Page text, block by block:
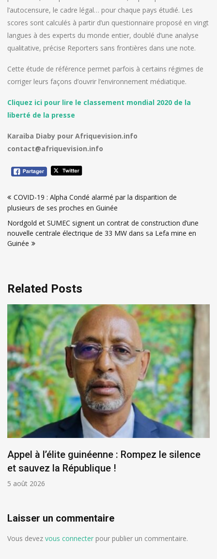
l’autocensure, le cadre légal… pour chaque pays étudié. Les
scores sont calculés à partir d’un questionnaire proposé en vingt
langues à des experts du monde entier, doublé d’une analyse
qualitative, précise Reporters sans frontières dans une note.
Cette étude de référence permet parfois à certains régimes de
corriger leurs façons d’ouvrir l’environnement médiatique.
Cliquez ici pour lire le classement mondial 2020 de la
liberté de la presse
Karaiba Diaby pour Afriquevision.info
contact@afriquevision.info
de
l’article
COVID-19 : Alpha Condé alarmé par la disparition de
plusieurs de ses proches en Guinée
Nordgold et SUMEC signent un contrat de construction d’une
nouvelle centrale électrique de 33 MW dans sa Lefa mine en
Guinée
Related Posts
Appel à l’élite guinéenne : Rompez le silence
et sauvez la République !
5 août 2026
Laisser un commentaire
Vous devez vous connecter pour publier un commentaire.